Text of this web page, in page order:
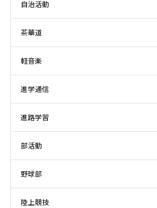
自治活動
茶華道
軽音楽
進学通信
進路学習
部活動
野球部
陸上競技